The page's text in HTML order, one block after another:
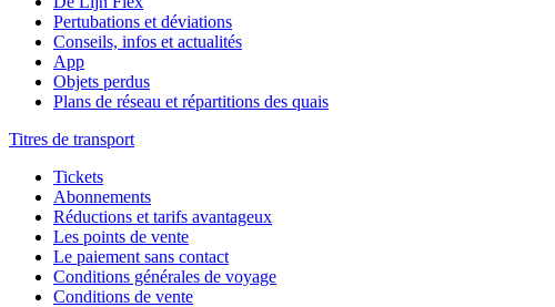
Pertubations et déviations
Conseils, infos et actualités
App
Objets perdus
Plans de réseau et répartitions des quais
Titres de transport
Tickets
Abonnements
Réductions et tarifs avantageux
Les points de vente
Le paiement sans contact
Conditions générales de voyage
Conditions de vente